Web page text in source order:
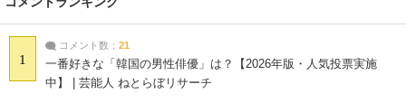
1
コメント数： 21
一番好きな「韓国の男性俳優」は？【2026年版・人気投票実施
中】 | 芸能人 ねとらぼリサーチ